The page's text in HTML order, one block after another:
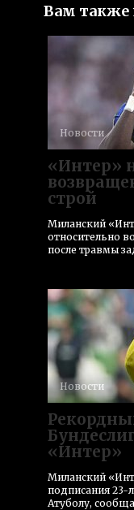
Вам также
Новости
«Интер»
строй
Миланский
относительно
после травмы
Новости
«Интер»
Миланский
подписания 23-
Атуболу,